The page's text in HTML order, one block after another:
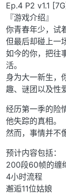
Ep.4 P2 v1.1
『游戏介绍』
你青春年少，试
但最后却碰上一
如今的你，把往
活。
身为大一新生，
趣、谜团以及性
经历第一季的险
他失踪的真相。
然而，事情并不
预计内容包括：
200段60帧的缠
4小时流程
邂逅11位姑娘